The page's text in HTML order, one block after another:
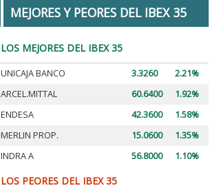
MEJORES Y PEORES DEL IBEX 35
LOS MEJORES DEL IBEX 35
UNICAJA BANCO 3.3260
2.21%
ARCEL.MITTAL
60.6400
1.92%
ENDESA
42.3600
1.58%
MERLIN PROP.
15.0600
1.35%
INDRA A
56.8000 1.10%
LOS PEORES DEL IBEX 35